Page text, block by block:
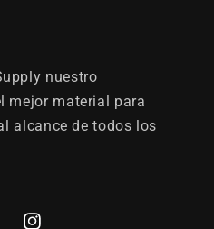
nuestro
mejor material para
alcance de todos los